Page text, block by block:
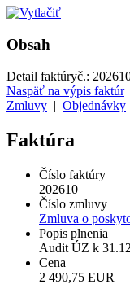
Obsah
Detail faktúryč.:
Naspäť na výpis faktúr
Zmluvy | Objednávky
Faktúra
Číslo faktúry
202610
Číslo zmluvy
Zmluva o
Popis plnenia
Audit ÚZ k
Cena
2 490,75 EUR